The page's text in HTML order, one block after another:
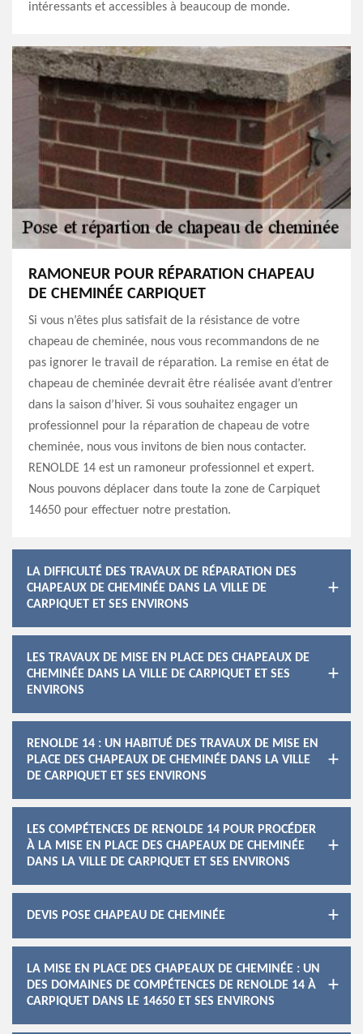
intéressants et accessibles à beaucoup de monde.
RAMONEUR POUR RÉPARATION CHAPEAU
DE CHEMINÉE CARPIQUET
Si vous n’êtes plus satisfait de la résistance de votre
chapeau de cheminée, nous vous recommandons de ne
pas ignorer le travail de réparation. La remise en état de
chapeau de cheminée devrait être réalisée avant d’entrer
dans la saison d’hiver. Si vous souhaitez engager un
professionnel pour la réparation de chapeau de votre
cheminée, nous vous invitons de bien nous contacter.
RENOLDE 14 est un ramoneur professionnel et expert.
Nous pouvons déplacer dans toute la zone de Carpiquet
14650 pour effectuer notre prestation.
LA DIFFICULTÉ DES TRAVAUX DE RÉPARATION DES
CHAPEAUX DE CHEMINÉE DANS LA VILLE DE
CARPIQUET ET SES ENVIRONS
LES TRAVAUX DE MISE EN PLACE DES CHAPEAUX DE
CHEMINÉE DANS LA VILLE DE CARPIQUET ET SES
ENVIRONS
RENOLDE 14 : UN HABITUÉ DES TRAVAUX DE MISE EN
PLACE DES CHAPEAUX DE CHEMINÉE DANS LA VILLE
DE CARPIQUET ET SES ENVIRONS
LES COMPÉTENCES DE RENOLDE 14 POUR PROCÉDER
À LA MISE EN PLACE DES CHAPEAUX DE CHEMINÉE
DANS LA VILLE DE CARPIQUET ET SES ENVIRONS
DEVIS POSE CHAPEAU DE CHEMINÉE
LA MISE EN PLACE DES CHAPEAUX DE CHEMINÉE : UN
DES DOMAINES DE COMPÉTENCES DE RENOLDE 14 À
CARPIQUET DANS LE 14650 ET SES ENVIRONS